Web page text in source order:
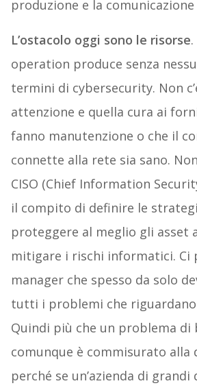
produzione e la
L’ostacolo oggi sono le risorse
operation produce senza
termini di cybersecurity. Non
attenzione e quella cura ai
fanno manutenzione o che il
connette alla rete sia sano. Non
CISO (Chief Information
il compito di definire le
proteggere al meglio gli asset
mitigare i rischi informatici. Ci
manager che spesso da solo
tutti i problemi che riguardano
Quindi più che un problema di
comunque è commisurato alla
perché se un’azienda di